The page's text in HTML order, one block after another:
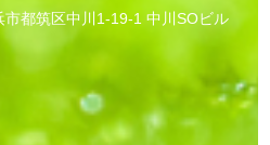
都筑区中川1-19-1 中川SOビル